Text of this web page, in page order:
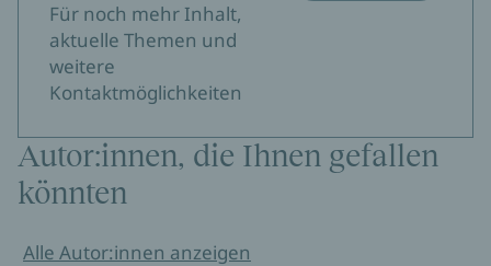
Für noch mehr Inhalt,
aktuelle Themen und
weitere
Kontaktmöglichkeiten
Autor:innen, die Ihnen gefallen
könnten
Alle Autor:innen anzeigen